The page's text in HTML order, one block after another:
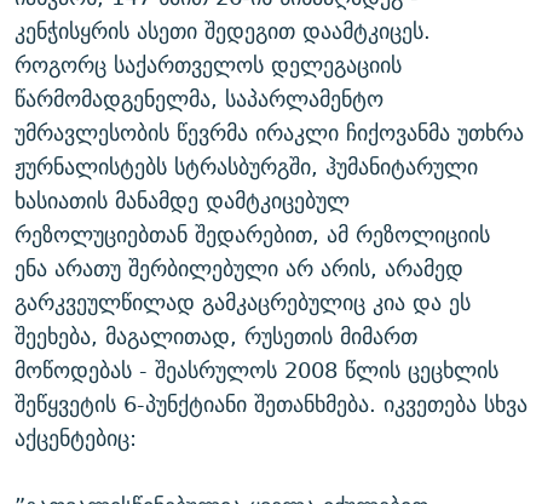
კენჭისყრის ასეთი შედეგით დაამტკიცეს.
როგორც საქართველოს დელეგაციის
წარმომადგენელმა, საპარლამენტო
უმრავლესობის წევრმა ირაკლი ჩიქოვანმა უთხრა
ჟურნალისტებს სტრასბურგში, ჰუმანიტარული
ხასიათის მანამდე დამტკიცებულ
რეზოლუციებთან შედარებით, ამ რეზოლიციის
ენა არათუ შერბილებული არ არის, არამედ
გარკვეულწილად გამკაცრებულიც კია და ეს
შეეხება, მაგალითად, რუსეთის მიმართ
მოწოდებას - შეასრულოს 2008 წლის ცეცხლის
შეწყვეტის 6-პუნქტიანი შეთანხმება. იკვეთება სხვა
აქცენტებიც: